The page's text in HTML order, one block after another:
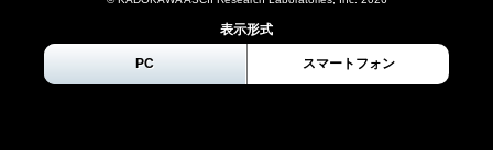
表示形式
PC スマートフォン